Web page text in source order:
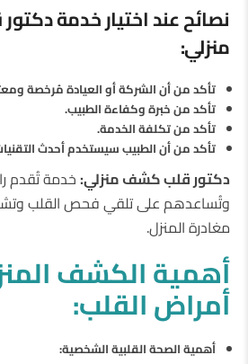
نصائح عند اختيار خدمة
منزلي:
تأكد من أن الشركة أو العيادة مُرخصة
تأكد من خبرة وكفاءة الطبيب.
تأكد من تكلفة الخدمة.
تأكد من أن الطبيب سيستخدم أحدث
دكتور قلب كشف منزلي:خدمة تُقدم
وتُساعدهم على تلقي فحص القلب
مغادرة المنزل.
أهمية الكشف
أمراض القلب:
أهمية الصحة القلبية الشخصية: